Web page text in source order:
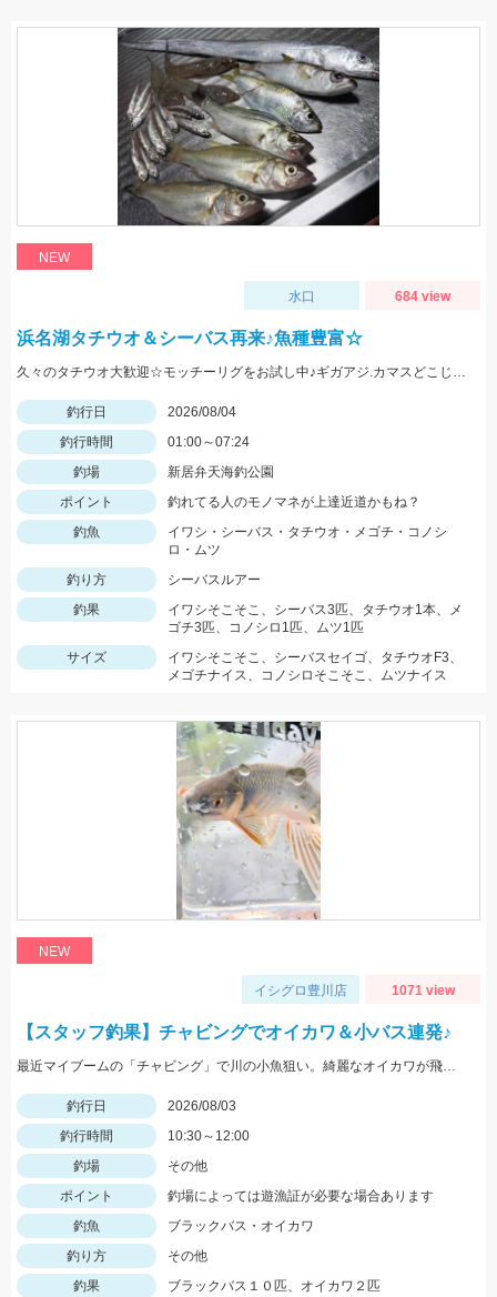
NEW
水口 684 view
浜名湖タチウオ＆シーバス再来♪魚種豊富☆
久々のタチウオ大歓迎☆モッチーリグをお試し中♪ギガアジ.カマスどこじゃ？
釣行日
2026/08/04
釣行時間
01:00～07:24
釣場
新居弁天海釣公園
ポイント
釣れてる人のモノマネが上達近道かもね？
釣魚
イワシ・シーバス・タチウオ・メゴチ・コノシ
ロ・ムツ
釣り方
シーバスルアー
釣果
イワシそこそこ、シーバス3匹、タチウオ1本、メ
ゴチ3匹、コノシロ1匹、ムツ1匹
サイズ
イワシそこそこ、シーバスセイゴ、タチウオF3、
メゴチナイス、コノシロそこそこ、ムツナイス
NEW
イシグロ豊川店 1071 view
【スタッフ釣果】チャビングでオイカワ＆小バス連発♪
最近マイブームの「チャビング」で川の小魚狙い。綺麗なオイカワが飛び出しました♪途中からはブラックバスの子供がスプーンやスピナーに連続ヒットしてきました。
釣行日
2026/08/03
釣行時間
10:30～12:00
釣場
その他
ポイント
釣場によっては遊漁証が必要な場合あります
釣魚
ブラックバス・オイカワ
釣り方
その他
釣果
ブラックバス１０匹、オイカワ２匹